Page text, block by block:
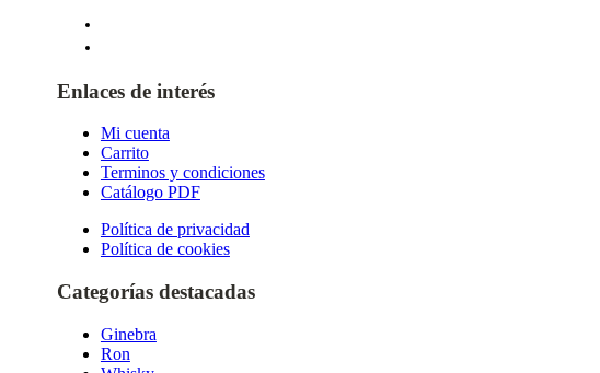
Enlaces de interés
Mi cuenta
Carrito
Terminos y condiciones
Catálogo PDF
Política de privacidad
Política de cookies
Categorías destacadas
Ginebra
Ron